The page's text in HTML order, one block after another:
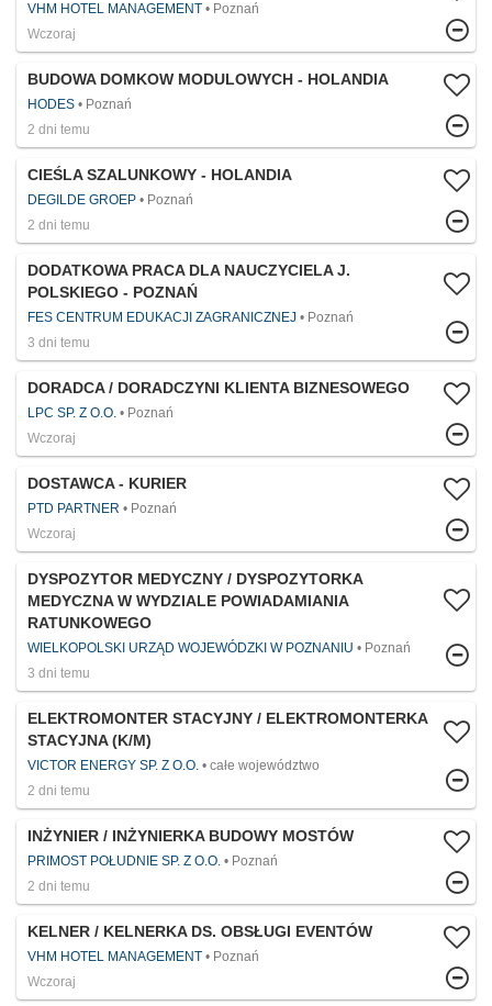
VHM HOTEL MANAGEMENT
Poznań
Wczoraj
BUDOWA DOMKOW MODULOWYCH - HOLANDIA
HODES
Poznań
2 dni temu
CIEŚLA SZALUNKOWY - HOLANDIA
DEGILDE GROEP
Poznań
2 dni temu
DODATKOWA PRACA DLA NAUCZYCIELA J.
POLSKIEGO - POZNAŃ
FES CENTRUM EDUKACJI ZAGRANICZNEJ
Poznań
3 dni temu
DORADCA / DORADCZYNI KLIENTA BIZNESOWEGO
LPC SP. Z O.O.
Poznań
Wczoraj
DOSTAWCA - KURIER
PTD PARTNER
Poznań
Wczoraj
DYSPOZYTOR MEDYCZNY / DYSPOZYTORKA
MEDYCZNA W WYDZIALE POWIADAMIANIA
RATUNKOWEGO
WIELKOPOLSKI URZĄD WOJEWÓDZKI W POZNANIU
Poznań
3 dni temu
ELEKTROMONTER STACYJNY / ELEKTROMONTERKA
STACYJNA (K/M)
VICTOR ENERGY SP. Z O.O.
całe województwo
2 dni temu
INŻYNIER / INŻYNIERKA BUDOWY MOSTÓW
PRIMOST POŁUDNIE SP. Z O.O.
Poznań
2 dni temu
KELNER / KELNERKA DS. OBSŁUGI EVENTÓW
VHM HOTEL MANAGEMENT
Poznań
Wczoraj